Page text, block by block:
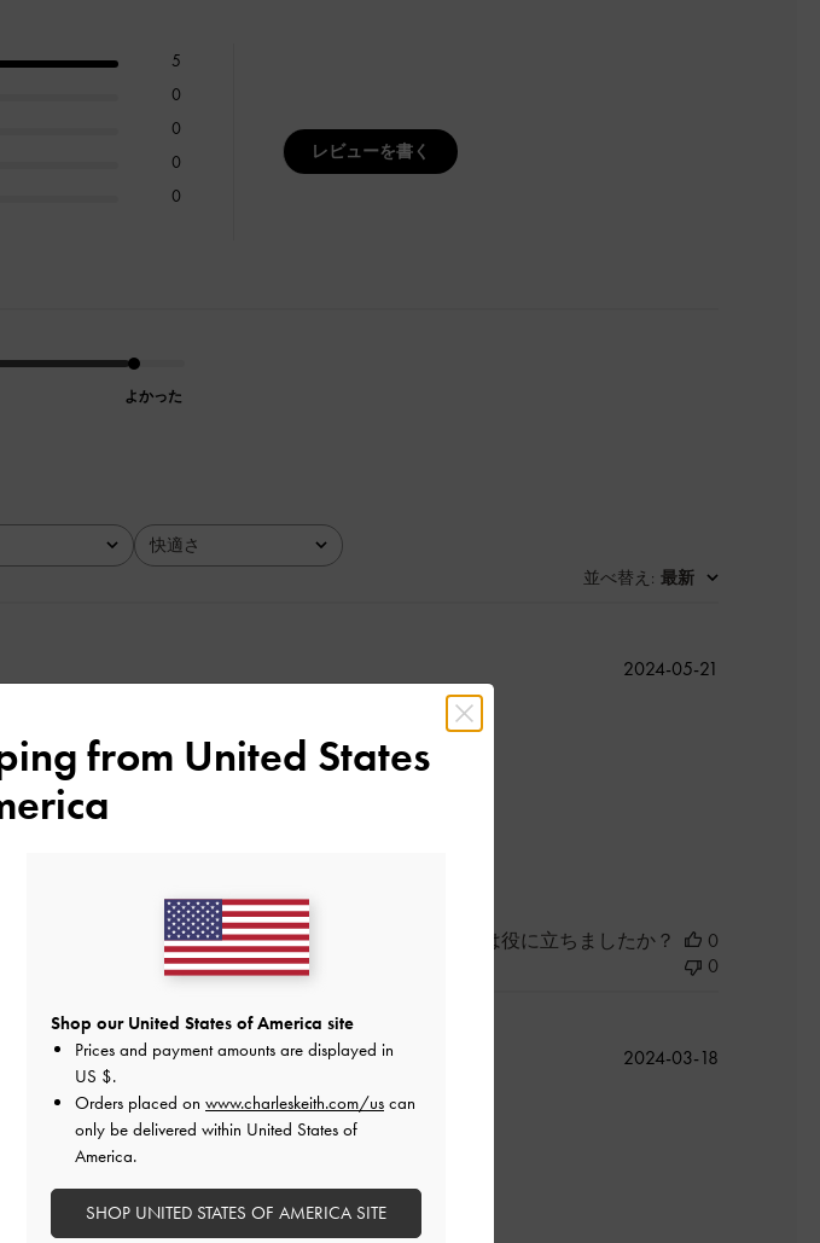
5
0
0
0
0
レビューを書く
よかった
快適さ
全て
並べ替え : 最新
快適さ
2024-05-21
このレビューは役に立ちましたか？
0
0
てもよかった
公
2024-03-18
from United States
Shop our United States of America site
Prices and payment amounts are displayed in
US $.
Orders placed on www.charleskeith.com/us can
only be delivered within United States of
America.
SHOP UNITED STATES OF AMERICA SITE